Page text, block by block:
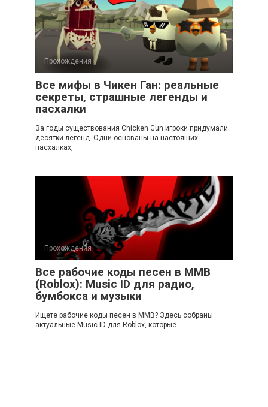
Прохождения
Все мифы в Чикен Ган: реальные
секреты, страшные легенды и
пасхалки
За годы существования Chicken Gun игроки придумали
десятки легенд. Одни основаны на настоящих
пасхалках,
Прохождения
Все рабочие коды песен в ММВ
(Roblox): Music ID для радио,
бумбокса и музыки
Ищете рабочие коды песен в ММВ? Здесь собраны
актуальные Music ID для Roblox, которые